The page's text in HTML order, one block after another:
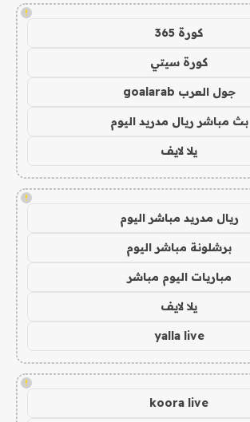
!
كورة 365
كورة سيتي
جول العرب goalarab
بث مباشر ريال مدريد اليوم
يلا لايف
!
ريال مدريد مباشر اليوم
برشلونة مباشر اليوم
مباريات اليوم مباشر
يلا لايف
yalla live
!
koora live